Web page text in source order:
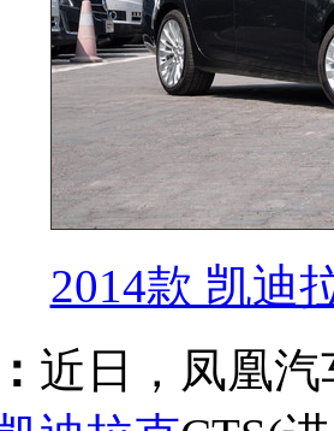
2014款 凯迪
近日，凤凰